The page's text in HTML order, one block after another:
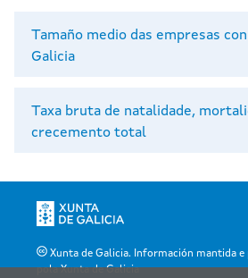
Tamaño medio das empresas
Galicia
Taxa bruta de natalidade,
crecemento total
Xunta de Galicia. Información mantida
pola Xunta de Galicia